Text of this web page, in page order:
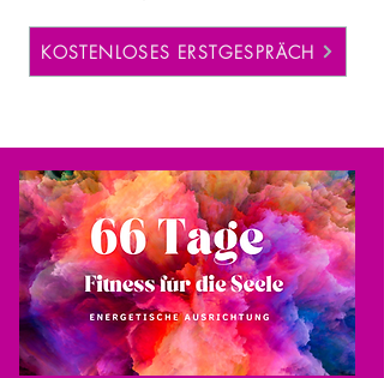
KOSTENLOSES ERSTGESPRÄCH